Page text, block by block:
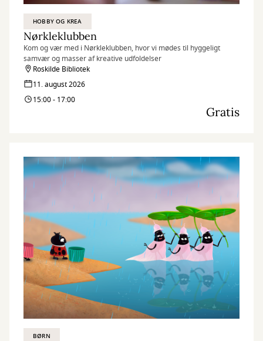
HOBBY OG KREA
Nørkleklubben
Kom og vær med i Nørkleklubben, hvor vi mødes til hyggeligt
samvær og masser af kreative udfoldelser
Roskilde Bibliotek
11. august 2026
15:00 - 17:00
Gratis
BØRN